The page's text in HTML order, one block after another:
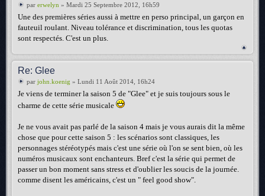
par erwelyn » Mardi 25 Septembre 2012, 16h59
Une des premières séries aussi à mettre en perso principal, un garçon en
fauteuil roulant. Niveau tolérance et discrimination, tous les quotas
sont respectés. C'est un plus.
Re: Glee
par john.koenig » Lundi 11 Août 2014, 16h24
Je viens de terminer la saison 5 de "Glee" et je suis toujours sous le
charme de cette série musicale
Je ne vous avait pas parlé de la saison 4 mais je vous aurais dit la même
chose que pour cette saison 5 : les scénarios sont classiques, les
personnages stéréotypés mais c'est une série où l'on se sent bien, où les
numéros musicaux sont enchanteurs. Bref c'est la série qui permet de
passer un bon moment sans stress et d'oublier les soucis de la journée.
comme disent les américains, c'est un " feel good show".